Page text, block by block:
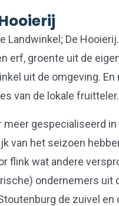
Landwinkel; De
erf, groente uit de
uit de omgeving.
van de lokale fruitteler.
meer gespecialiseerd
van het seizoen
flink wat andere
ondernemers uit
de zuivel en